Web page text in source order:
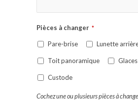
Pièces à changer *
Pare-brise Lunette
Toit panoramique
Custode
Cochez une ou plusieurs pièces à